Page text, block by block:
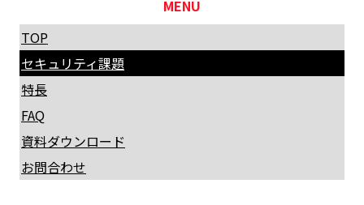
MENU
TOP
セキュリティ課題
特長
FAQ
資料ダウンロード
お問合わせ